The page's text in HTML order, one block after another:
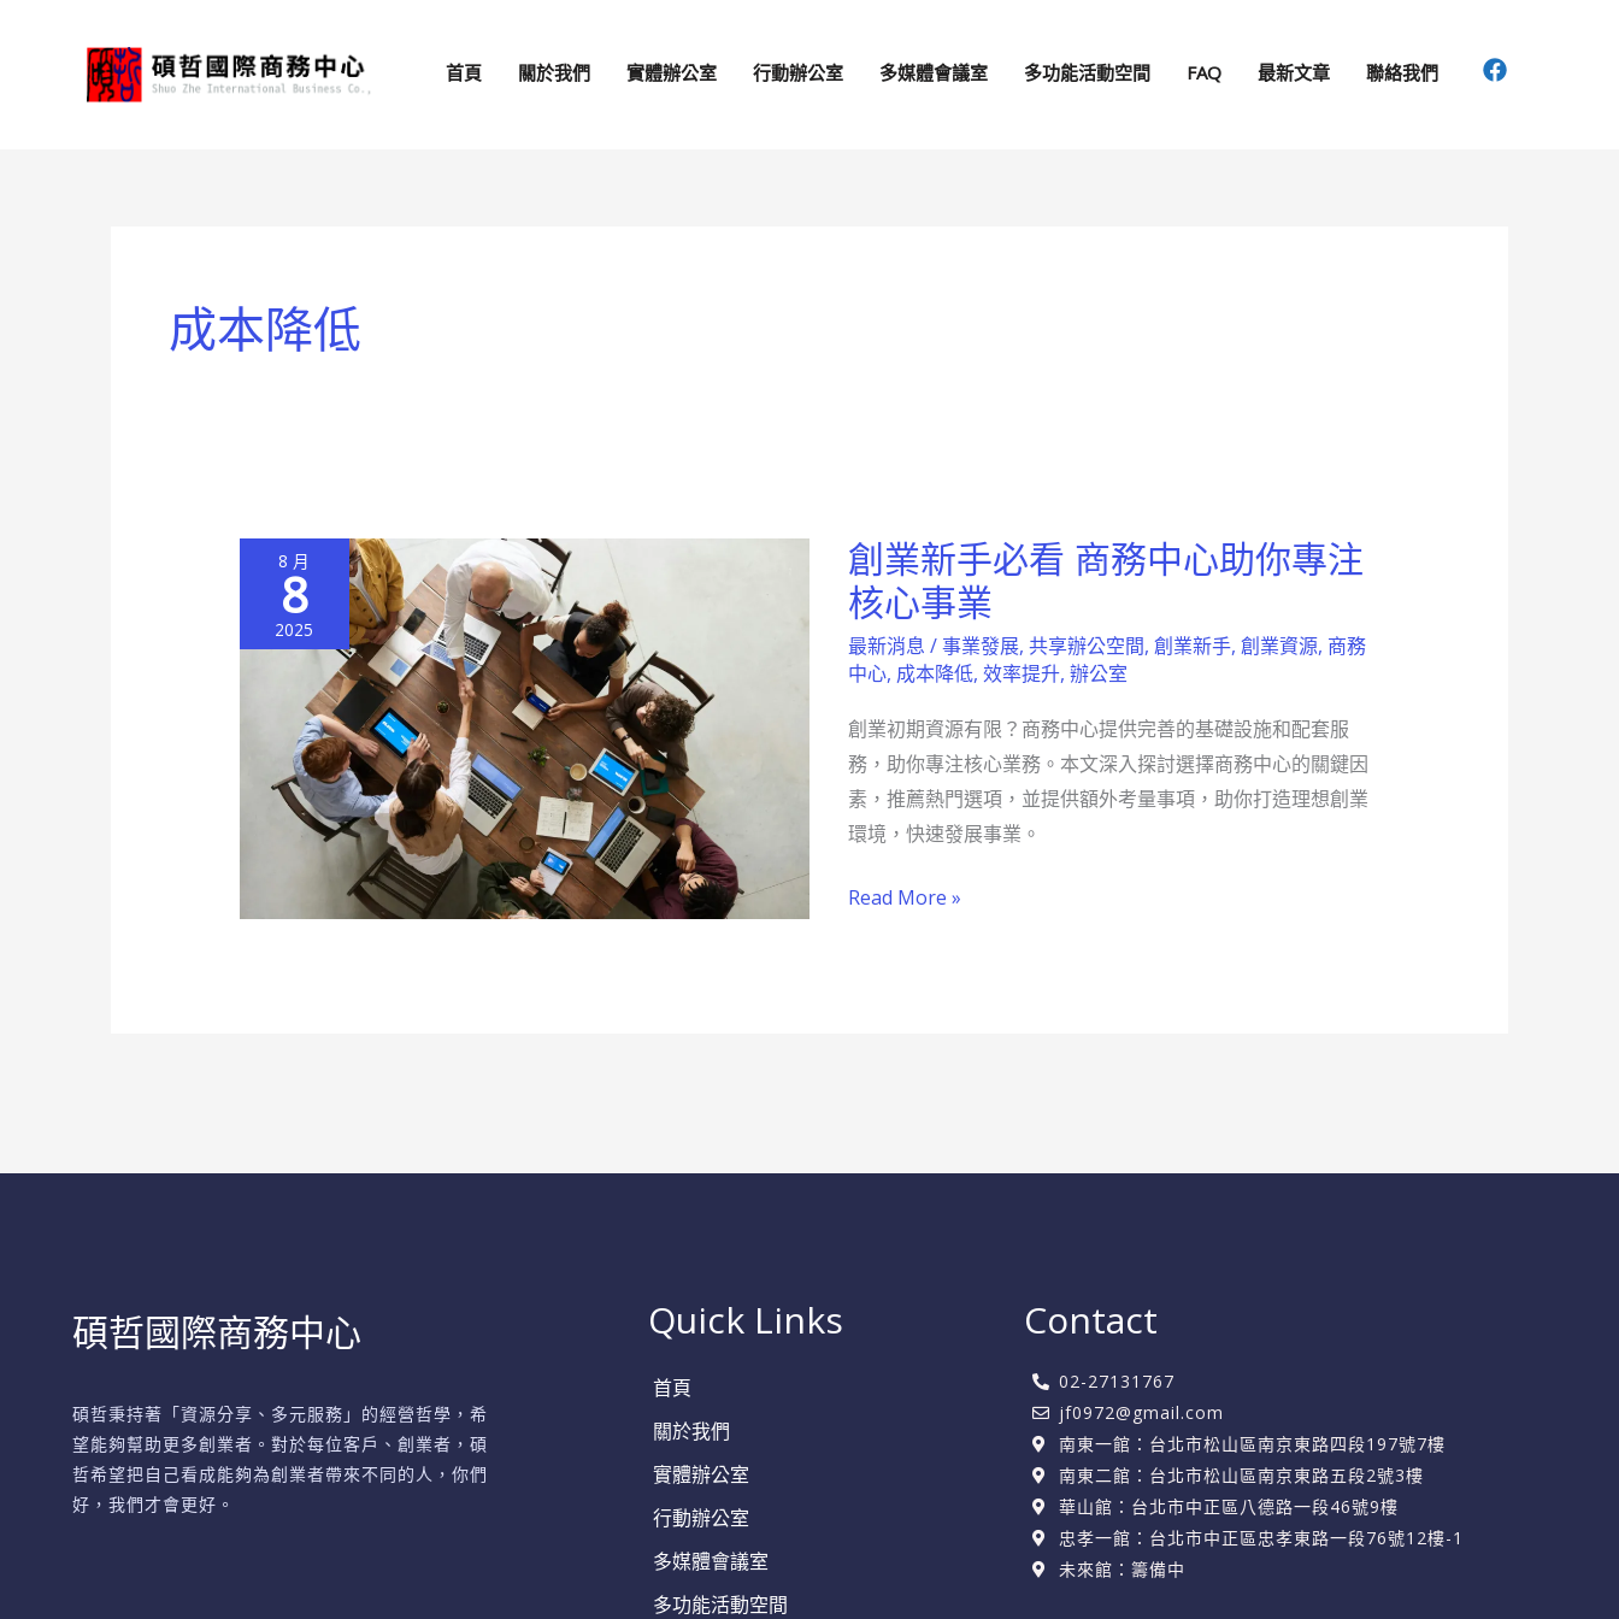
首頁 關於我們 實體辦公室 行動辦公室 多媒體會議室 多功能活動空間 FAQ 最新文章 聯絡我們
成本降低
8 月
8
2025
創業新手必看 商務中心助你專注
核心事業
最新消息 /事業發展, 共享辦公空間, 創業新手, 創業資源, 商務
中心, 成本降低, 效率提升, 辦公室
創業初期資源有限？商務中心提供完善的基礎設施和配套服
務，助你專注核心業務。本文深入探討選擇商務中心的關鍵因
素，推薦熱門選項，並提供額外考量事項，助你打造理想創業
環境，快速發展事業。
創
業
新
手
看
商
務
中
助
Read More »
碩哲國際商務中心
碩哲秉持著「資源分享、多元服務」的經營哲學，希
望能夠幫助更多創業者。對於每位客戶、創業者，碩
哲希望把自己看成能夠為創業者帶來不同的人，你們
好，我們才會更好。
Quick Links
首頁
關於我們
實體辦公室
行動辦公室
多媒體會議室
多功能活動空間
Contact
02-27131767
jf0972@gmail.com
南東一館：台北市松山區南京東路四段197號7樓
南東二館：台北市松山區南京東路五段2號3樓
華山館：台北市中正區八德路一段46號9樓
忠孝一館：台北市中正區忠孝東路一段76號12樓-1
未來館：籌備中